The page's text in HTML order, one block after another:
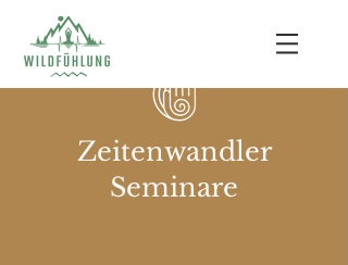
Zeitenwandler
Seminare